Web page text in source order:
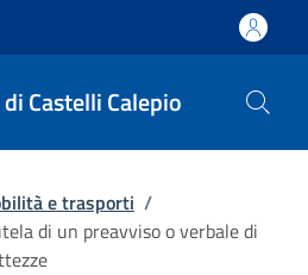
Castelli Calepio
e trasporti /
di un preavviso o verbale di